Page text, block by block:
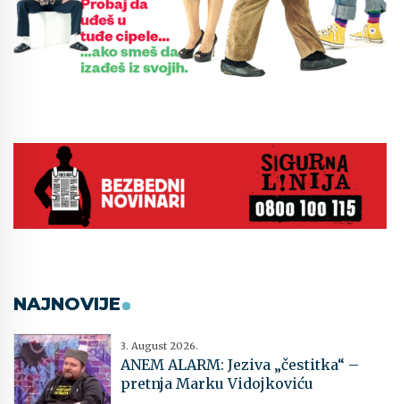
NAJNOVIJE
3. August 2026.
ANEM ALARM: Jeziva „čestitka“ –
pretnja Marku Vidojkoviću